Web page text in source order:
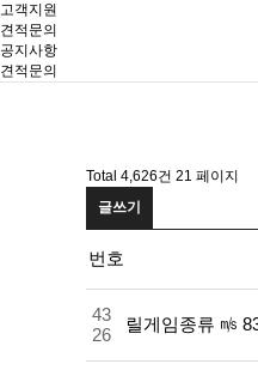
고객지원
견적문의
공지사항
견적문의
Total 4,626건 21 페이지
글쓰기
번호
43
26
릴게임종류 ㎧